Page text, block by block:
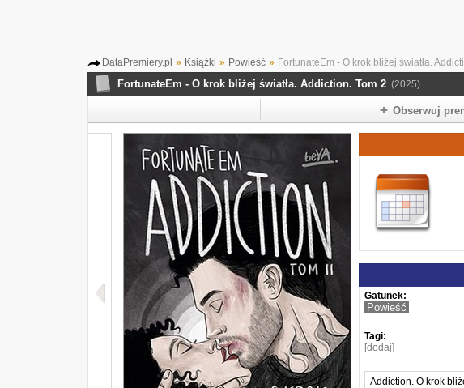
DataPremiery.pl » Książki » Powieść » FortunateEm - O krok bliżej światła.
FortunateEm - O krok bliżej światła. Addiction. Tom 2 (2025)
Obserwuj
Gatunek:
Powieść
Tagi:
[dodaj]
Addiction. O krok